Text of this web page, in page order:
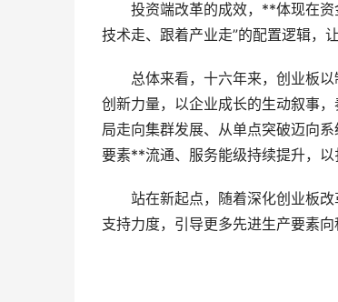
投资端改革的成效，**体现在资
技术走、跟着产业走”的配置逻辑，
总体来看，十六年来，创业板以
创新力量，以企业成长的生动叙事
局走向集群发展、从单点突破迈向
要素**流通、服务能级持续提升，以
站在新起点，随着深化创业板改
支持力度，引导更多先进生产要素